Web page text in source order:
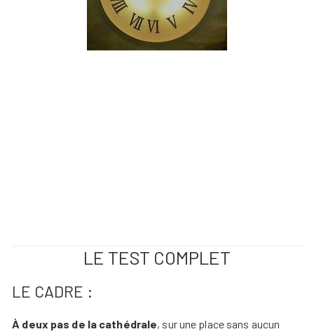
LE TEST COMPLET
LE CADRE :
À deux pas de la cathédrale, sur une place sans aucun